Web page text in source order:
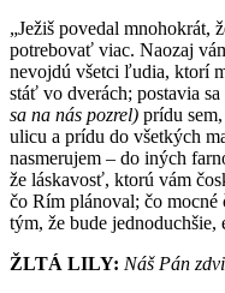
„Ježiš povedal mnohokrát,
potrebovať viac. Naozaj
nevojdú všetci ľudia, ktorí
stáť vo dverách; postavia
sa na nás pozrel) prídu
ulicu a prídu do všetkých
nasmerujem – do iných
že láskavosť, ktorú vám
čo Rím plánoval; čo
tým, že bude
ŽLTÁ LILY: Náš Pán